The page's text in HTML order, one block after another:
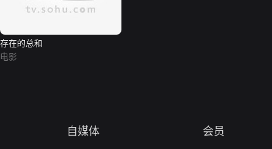
存在的总和
电影
自媒体 会员